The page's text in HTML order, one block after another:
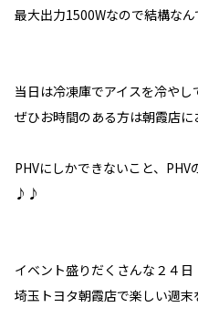
最大出力1500Wなので結構なん
当日は冷凍庫でアイスを冷やし
ぜひお時間のある方は朝霞店に
PHVにしかできないこと、
♪♪
イベント盛りだくさんな２４
埼玉トヨタ朝霞店で楽しい週